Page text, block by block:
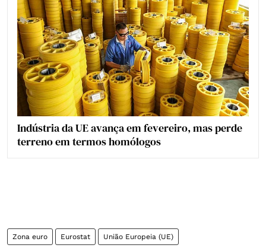
Indústria da UE avança em fevereiro, mas perde
terreno em termos homólogos
Zona euro Eurostat União Europeia (UE)